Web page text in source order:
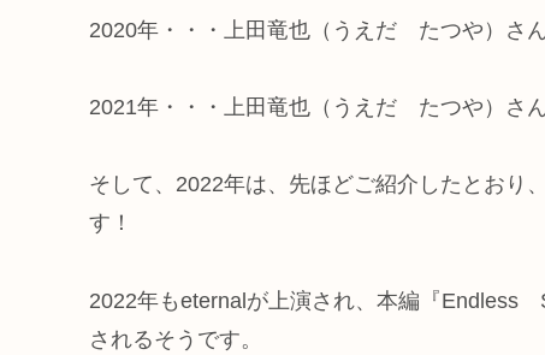
2020年・・・上田竜也（うえだ たつや）さ
2021年・・・上田竜也（うえだ たつや）さ
そして、2022年は、先ほどご紹介したとおり
す！
2022年もeternalが上演され、本編『Endless
されるそうです。